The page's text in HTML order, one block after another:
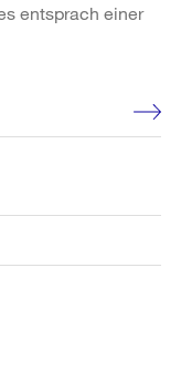
entsprach einer